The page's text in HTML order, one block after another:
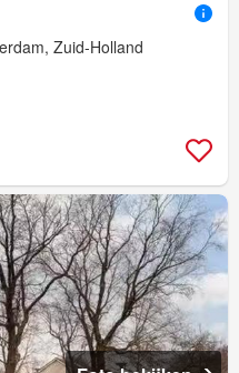
Zuid-Holland